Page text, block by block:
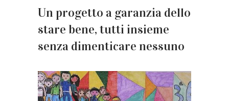
Un progetto a garanzia dello
stare bene, tutti insieme
senza dimenticare nessuno